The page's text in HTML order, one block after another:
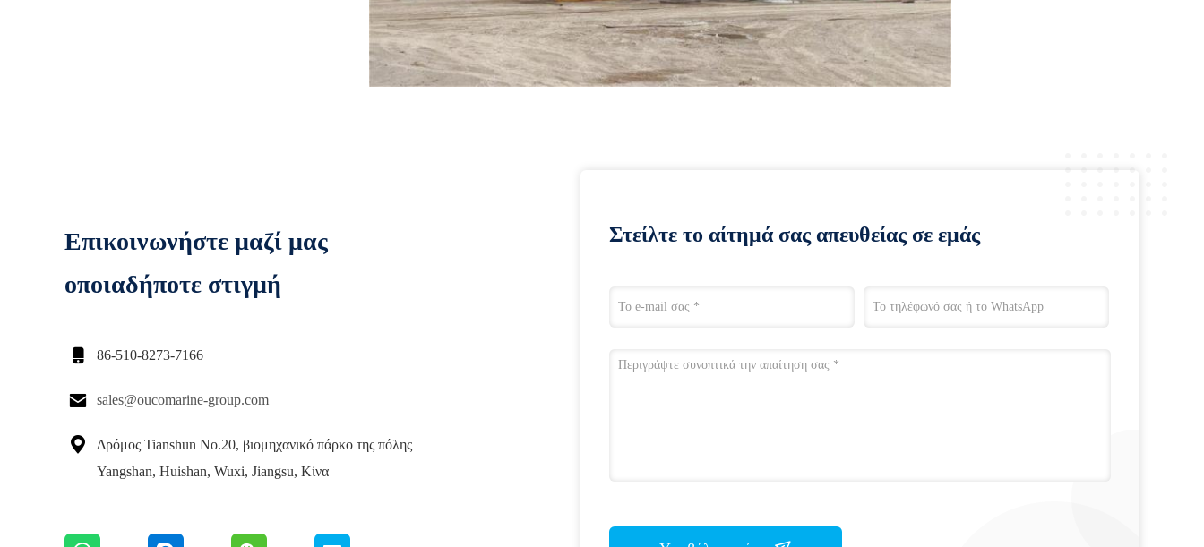
Επικοινωνήστε μαζί μας
οποιαδήποτε στιγμή
 86-510-8273-7166
 sales@oucomarine-group.com

Δρόμος Tianshun No.20, βιομηχανικό πάρκο της πόλης
Yangshan, Huishan, Wuxi, Jiangsu, Κίνα
Στείλτε το αίτημά σας απευθείας σε εμάς